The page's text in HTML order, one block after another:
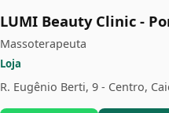
LUMI Beauty Clinic -
Massoterapeuta
Loja
R. Eugênio Berti, 9 - Centro,